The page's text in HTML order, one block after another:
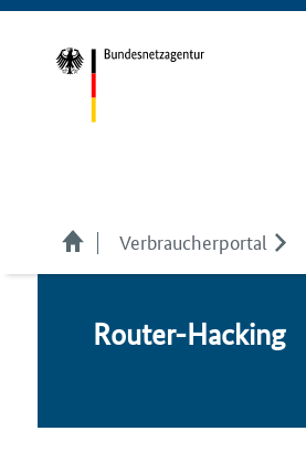
Verbraucherportal
Rou­ter-Hacking